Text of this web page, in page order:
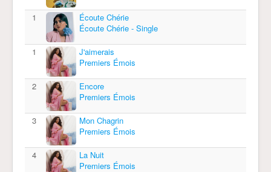
1
Écoute Chérie
Écoute Chérie - Single
1
J'aimerais
Premiers Émois
2
Encore
Premiers Émois
3
Mon Chagrin
Premiers Émois
4
La Nuit
Premiers Émois